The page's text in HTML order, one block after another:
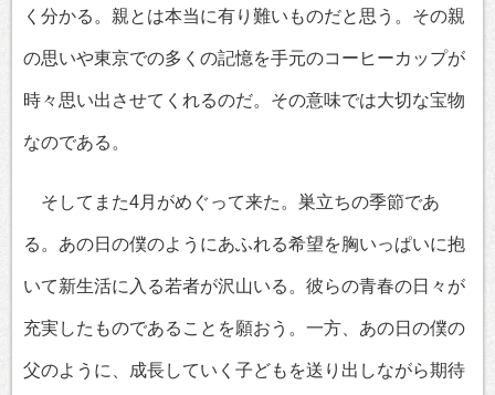
く分かる。親とは本当に有り難いものだと思う。その親
の思いや東京での多くの記憶を手元のコーヒーカップが
時々思い出させてくれるのだ。その意味では大切な宝物
なのである。
そしてまた4月がめぐって来た。巣立ちの季節であ
る。あの日の僕のようにあふれる希望を胸いっぱいに抱
いて新生活に入る若者が沢山いる。彼らの青春の日々が
充実したものであることを願おう。一方、あの日の僕の
父のように、成長していく子どもを送り出しながら期待